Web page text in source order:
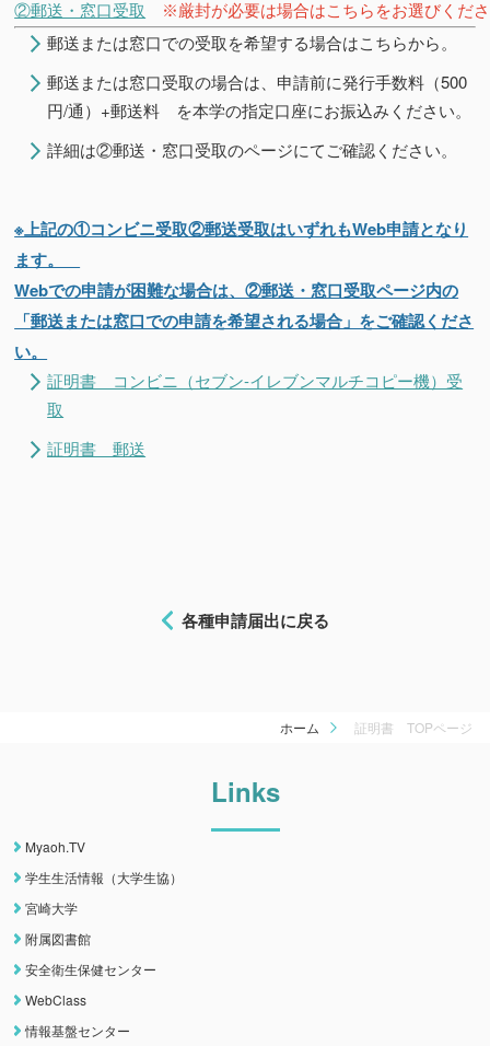
②郵送・窓口受取 ※厳封が必要は場合はこちらをお選びくだ
郵送または窓口での受取を希望する場合はこちらから。
郵送または窓口受取の場合は、申請前に発行手数料（500
円/通）+郵送料 を本学の指定口座にお振込みください。
詳細は②郵送・窓口受取のページにてご確認ください。
※上記の①コンビニ受取②郵送受取はいずれもWeb申請となり
ます。
Webでの申請が困難な場合は、②郵送・窓口受取ページ内の
「郵送または窓口での申請を希望される場合」をご確認くださ
い。
証明書 コンビニ（セブン-イレブンマルチコピー機）受
取
証明書 郵送
各種申請届出に戻る
ホーム 証明書 TOPページ
Links
Myaoh.TV
学生生活情報（大学生協）
宮崎大学
附属図書館
安全衛生保健センター
WebClass
情報基盤センター